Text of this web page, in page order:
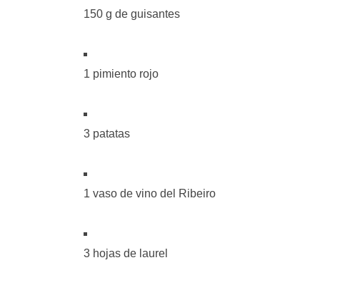
150 g de guisantes
1 pimiento rojo
3 patatas
1 vaso de vino del Ribeiro
3 hojas de laurel